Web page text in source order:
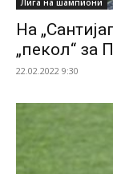
Лига на шампиони
На
„пекол“ за
22.02.2022 9:30